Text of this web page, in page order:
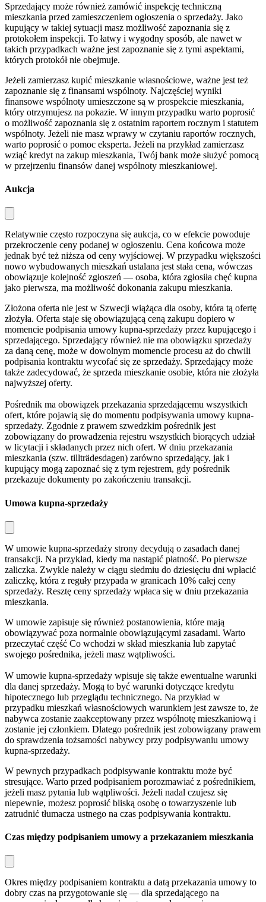
Sprzedający może również zamówić inspekcję techniczną
mieszkania przed zamieszczeniem ogłoszenia o sprzedaży. Jako
kupujący w takiej sytuacji masz możliwość zapoznania się z
protokołem inspekcji. To łatwy i wygodny sposób, ale nawet w
takich przypadkach ważne jest zapoznanie się z tymi aspektami,
których protokół nie obejmuje.
Jeżeli zamierzasz kupić mieszkanie własnościowe, ważne jest też
zapoznanie się z finansami wspólnoty. Najczęściej wyniki
finansowe wspólnoty umieszczone są w prospekcie mieszkania,
który otrzymujesz na pokazie. W innym przypadku warto poprosić
o możliwość zapoznania się z ostatnim raportem rocznym i statutem
wspólnoty. Jeżeli nie masz wprawy w czytaniu raportów rocznych,
warto poprosić o pomoc eksperta. Jeżeli na przykład zamierzasz
wziąć kredyt na zakup mieszkania, Twój bank może służyć pomocą
w przejrzeniu finansów danej wspólnoty mieszkaniowej.
Aukcja
Relatywnie często rozpoczyna się aukcja, co w efekcie powoduje
przekroczenie ceny podanej w ogłoszeniu. Cena końcowa może
jednak być też niższa od ceny wyjściowej. W przypadku większości
nowo wybudowanych mieszkań ustalana jest stała cena, wówczas
obowiązuje kolejność zgłoszeń — osoba, która zgłosiła chęć kupna
jako pierwsza, ma możliwość dokonania zakupu mieszkania.
Złożona oferta nie jest w Szwecji wiążąca dla osoby, która tą ofertę
złożyła. Oferta staje się obowiązującą ceną zakupu dopiero w
momencie podpisania umowy kupna-sprzedaży przez kupującego i
sprzedającego. Sprzedający również nie ma obowiązku sprzedaży
za daną cenę, może w dowolnym momencie procesu aż do chwili
podpisania kontraktu wycofać się ze sprzedaży. Sprzedający może
także zadecydować, że sprzeda mieszkanie osobie, która nie złożyła
najwyższej oferty.
Pośrednik ma obowiązek przekazania sprzedającemu wszystkich
ofert, które pojawią się do momentu podpisywania umowy kupna-
sprzedaży. Zgodnie z prawem szwedzkim pośrednik jest
zobowiązany do prowadzenia rejestru wszystkich biorących udział
w licytacji i składanych przez nich ofert. W dniu przekazania
mieszkania (szw. tillträdesdagen) zarówno sprzedający, jak i
kupujący mogą zapoznać się z tym rejestrem, gdy pośrednik
przekazuje dokumenty po zakończeniu transakcji.
Umowa kupna-sprzedaży
W umowie kupna-sprzedaży strony decydują o zasadach danej
transakcji. Na przykład, kiedy ma nastąpić płatność. Po pierwsze
zaliczka. Zwykle należy w ciągu siedmiu do dziesięciu dni wpłacić
zaliczkę, która z reguły przypada w granicach 10% całej ceny
sprzedaży. Resztę ceny sprzedaży wpłaca się w dniu przekazania
mieszkania.
W umowie zapisuje się również postanowienia, które mają
obowiązywać poza normalnie obowiązującymi zasadami. Warto
przeczytać część Co wchodzi w skład mieszkania lub zapytać
swojego pośrednika, jeżeli masz wątpliwości.
W umowie kupna-sprzedaży wpisuje się także ewentualne warunki
dla danej sprzedaży. Mogą to być warunki dotyczące kredytu
hipotecznego lub przeglądu technicznego. Na przykład w
przypadku mieszkań własnościowych warunkiem jest zawsze to, że
nabywca zostanie zaakceptowany przez wspólnotę mieszkaniową i
zostanie jej członkiem. Dlatego pośrednik jest zobowiązany prawem
do sprawdzenia tożsamości nabywcy przy podpisywaniu umowy
kupna-sprzedaży.
W pewnych przypadkach podpisywanie kontraktu może być
stresujące. Warto przed podpisaniem porozmawiać z pośrednikiem,
jeżeli masz pytania lub wątpliwości. Jeżeli nadal czujesz się
niepewnie, możesz poprosić bliską osobę o towarzyszenie lub
zatrudnić tłumacza ustnego na czas podpisywania kontraktu.
Czas między podpisaniem umowy a przekazaniem mieszkania
Okres między podpisaniem kontraktu a datą przekazania umowy to
dobry czas na przygotowanie się — dla sprzedającego na